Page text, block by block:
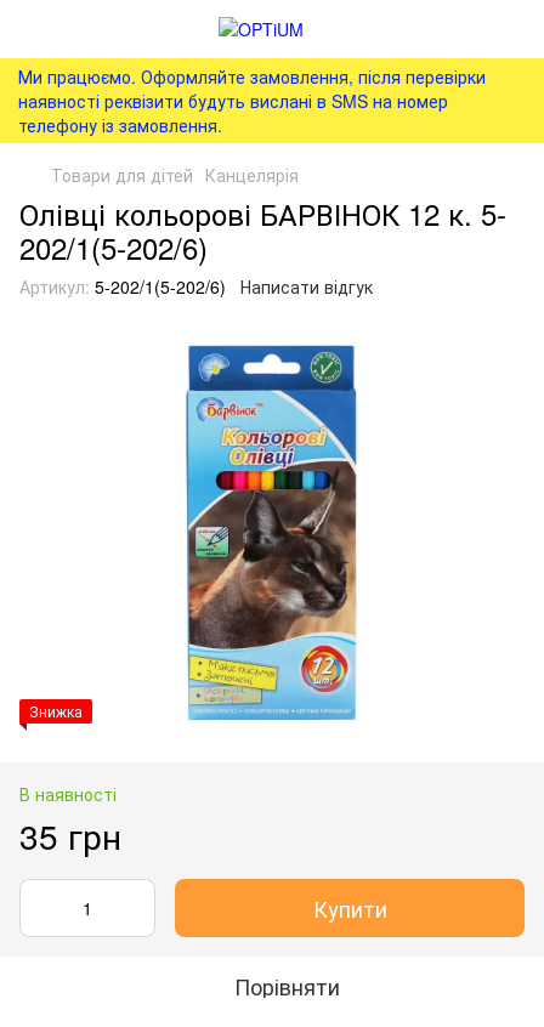
Ми працюємо. Оформляйте замовлення, після перевірки
наявності реквізити будуть вислані в SMS на номер
телефону із замовлення.
Товари для дітей Канцелярія
Олівці кольорові БАРВІНОК 12 к. 5-
202/1(5-202/6)
Артикул: 5-202/1(5-202/6) Написати відгук
Знижка
В наявності
35 грн
Купити
Порівняти